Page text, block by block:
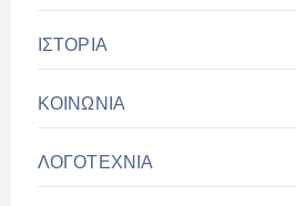
ΙΣΤΟΡΙΑ
ΚΟΙΝΩΝΙΑ
ΛΟΓΟΤΕΧΝΙΑ